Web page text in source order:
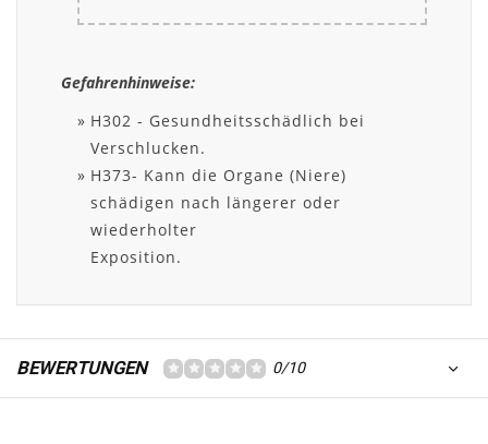
Gefahrenhinweise:
H302 - Gesundheitsschädlich bei
Verschlucken.
H373- Kann die Organe (Niere)
schädigen nach längerer oder
wiederholter
Exposition.
BEWERTUNGEN 0/10